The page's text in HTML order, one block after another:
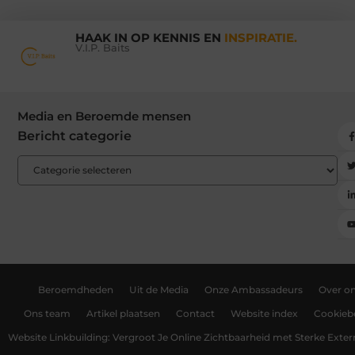
HAAK IN OP KENNIS EN INSPIRATIE.
V.I.P. Baits
Media en Beroemde mensen
Bericht categorie
Beroemdheden Uit de Media Onze Ambassadeurs Over
Ons team Artikel plaatsen Contact Website index
Website Linkbuilding: Vergroot Je Online Zichtbaarheid met Sterke